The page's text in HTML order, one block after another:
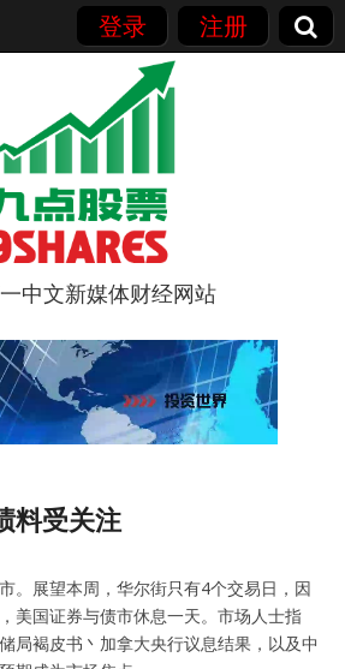
登录 注册
中文新媒体财经网站
料受关注
。展望本周，华尔街只有4个交易日，因
美国证券与债市休息一天。市场人士指
局褐皮书丶加拿大央行议息结果，以及中